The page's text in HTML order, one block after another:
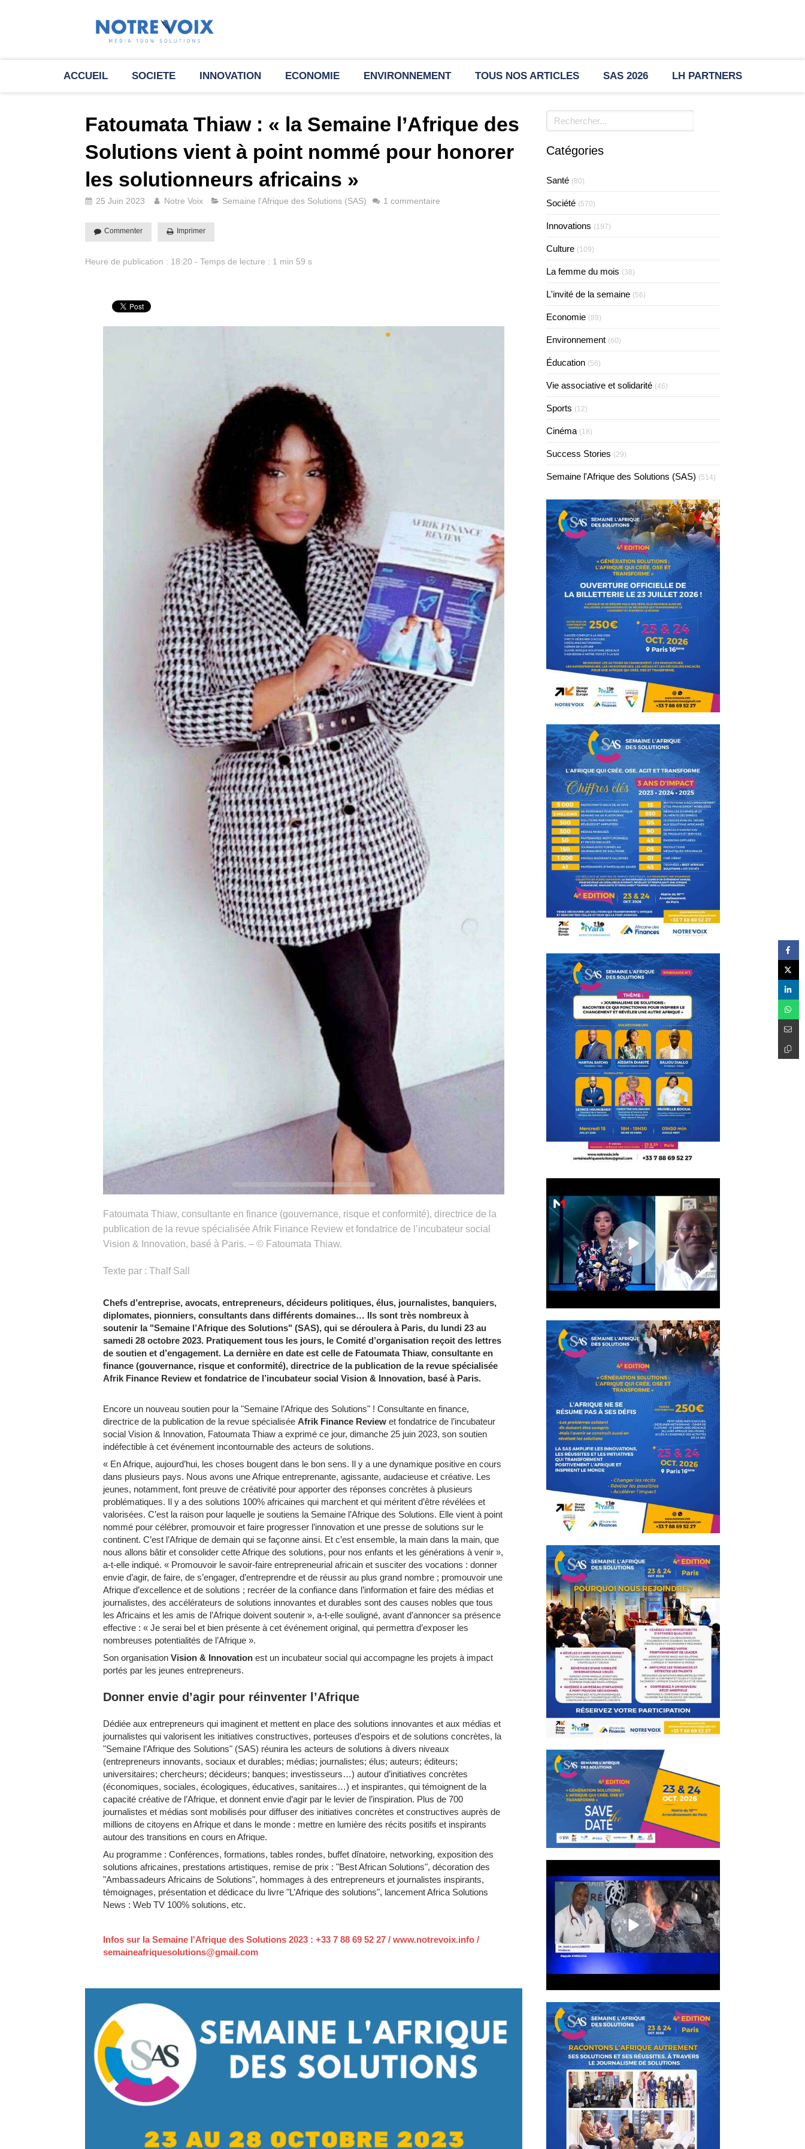
ACCUEIL SOCIETE INNOVATION ECONOMIE ENVIRONNEMENT TOUS NOS ARTICLES SAS 2026 LH PARTNERS
Fatoumata Thiaw : « la Semaine l’Afrique des
Solutions vient à point nommé pour honorer
les solutionneurs africains »
25 Juin 2023 Notre Voix Semaine l'Afrique des Solutions (SAS) 1 commentaire
Commenter Imprimer
Heure de publication : 18:20 - Temps de lecture : 1 min 59 s
Fatoumata Thiaw, consultante en finance (gouvernance, risque et conformité), directrice de la
publication de la revue spécialisée Afrik Finance Review et fondatrice de l’incubateur social
Vision & Innovation, basé à Paris. – © Fatoumata Thiaw.
Texte par : Thalf Sall
Chefs d’entreprise, avocats, entrepreneurs, décideurs politiques, élus, journalistes, banquiers,
diplomates, pionniers, consultants dans différents domaines… Ils sont très nombreux à
soutenir la "Semaine l’Afrique des Solutions" (SAS), qui se déroulera à Paris, du lundi 23 au
samedi 28 octobre 2023. Pratiquement tous les jours, le Comité d’organisation reçoit des lettres
de soutien et d’engagement. La dernière en date est celle de Fatoumata Thiaw, consultante en
finance (gouvernance, risque et conformité), directrice de la publication de la revue spécialisée
Afrik Finance Review et fondatrice de l’incubateur social Vision & Innovation, basé à Paris.
Encore un nouveau soutien pour la "Semaine l’Afrique des Solutions" ! Consultante en finance,
directrice de la publication de la revue spécialisée Afrik Finance Review et fondatrice de l’incubateur
social Vision & Innovation, Fatoumata Thiaw a exprimé ce jour, dimanche 25 juin 2023, son soutien
indéfectible à cet événement incontournable des acteurs de solutions.
« En Afrique, aujourd’hui, les choses bougent dans le bon sens. Il y a une dynamique positive en cours
dans plusieurs pays. Nous avons une Afrique entreprenante, agissante, audacieuse et créative. Les
jeunes, notamment, font preuve de créativité pour apporter des réponses concrètes à plusieurs
problématiques. Il y a des solutions 100% africaines qui marchent et qui méritent d’être révélées et
valorisées. C’est la raison pour laquelle je soutiens la Semaine l’Afrique des Solutions. Elle vient à point
nommé pour célébrer, promouvoir et faire progresser l’innovation et une presse de solutions sur le
continent. C’est l’Afrique de demain qui se façonne ainsi. Et c’est ensemble, la main dans la main, que
nous allons bâtir et consolider cette Afrique des solutions, pour nos enfants et les générations à venir »,
a-t-elle indiqué. « Promouvoir le savoir-faire entrepreneurial africain et susciter des vocations : donner
envie d’agir, de faire, de s’engager, d’entreprendre et de réussir au plus grand nombre ; promouvoir une
Afrique d’excellence et de solutions ; recréer de la confiance dans l’information et faire des médias et
journalistes, des accélérateurs de solutions innovantes et durables sont des causes nobles que tous
les Africains et les amis de l’Afrique doivent soutenir », a-t-elle souligné, avant d’annoncer sa présence
effective : « Je serai bel et bien présente à cet événement original, qui permettra d’exposer les
nombreuses potentialités de l’Afrique ».
Son organisation Vision & Innovation est un incubateur social qui accompagne les projets à impact
portés par les jeunes entrepreneurs.
Donner envie d’agir pour réinventer l’Afrique
Dédiée aux entrepreneurs qui imaginent et mettent en place des solutions innovantes et aux médias et
journalistes qui valorisent les initiatives constructives, porteuses d’espoirs et de solutions concrètes, la
"Semaine l’Afrique des Solutions" (SAS) réunira les acteurs de solutions à divers niveaux
(entrepreneurs innovants, sociaux et durables; médias; journalistes; élus; auteurs; éditeurs;
universitaires; chercheurs; décideurs; banques; investisseurs…) autour d’initiatives concrètes
(économiques, sociales, écologiques, éducatives, sanitaires…) et inspirantes, qui témoignent de la
capacité créative de l’Afrique, et donnent envie d’agir par le levier de l’inspiration. Plus de 700
journalistes et médias sont mobilisés pour diffuser des initiatives concrètes et constructives auprès de
millions de citoyens en Afrique et dans le monde : mettre en lumière des récits positifs et inspirants
autour des transitions en cours en Afrique.
Au programme : Conférences, formations, tables rondes, buffet dînatoire, networking, exposition des
solutions africaines, prestations artistiques, remise de prix : "Best African Solutions", décoration des
"Ambassadeurs Africains de Solutions", hommages à des entrepreneurs et journalistes inspirants,
témoignages, présentation et dédicace du livre "L’Afrique des solutions", lancement Africa Solutions
News : Web TV 100% solutions, etc.
Infos sur la Semaine l'Afrique des Solutions 2023 : +33 7 88 69 52 27 / www.notrevoix.info /
semaineafriquesolutions@gmail.com
Rechercher
Catégories
Santé (80)
Société (570)
Innovations (197)
Culture (109)
La femme du mois (38)
L'invité de la semaine (56)
Economie (89)
Environnement (60)
Éducation (56)
Vie associative et solidarité (46)
Sports (12)
Cinéma (18)
Success Stories (29)
Semaine l'Afrique des Solutions (SAS) (514)